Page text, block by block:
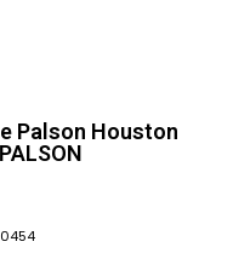
Palson Houston